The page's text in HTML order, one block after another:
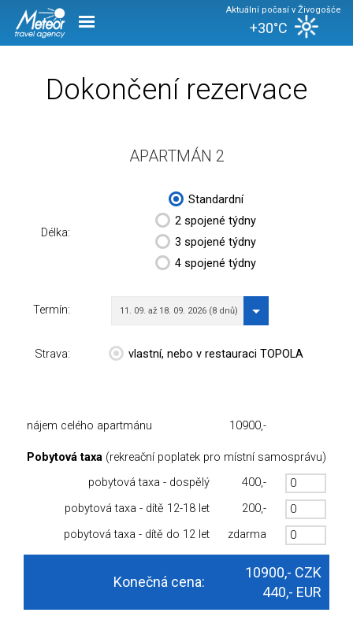
Aktuální počasí v Živogošće
+30°C
Dokončení rezervace
APARTMÁN 2
Délka:
Standardní
2 spojené týdny
3 spojené týdny
4 spojené týdny
Termín: 11. 09. až 18. 09. 2026 (8 dnů)
Strava: vlastní, nebo v restauraci TOPOLA
nájem celého apartmánu 10900,-
Pobytová taxa (rekreační poplatek pro místní samosprávu)
pobytová taxa - dospělý
400,-
pobytová taxa - dítě 12-18 let
200,-
pobytová taxa - dítě do 12 let
zdarma
Konečná cena:
10900,- CZK
440,- EUR